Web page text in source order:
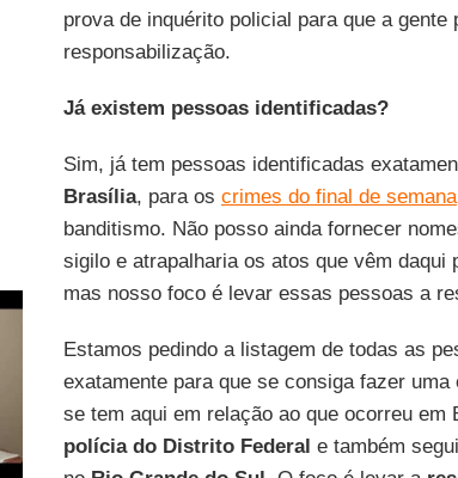
prova de inquérito policial para que a
responsabilização.
Já existem pessoas identificadas?
Sim, já tem pessoas identificadas
Brasília, para os crimes do final de semana
banditismo. Não posso ainda fornecer
sigilo e atrapalharia os atos que vêm daqui
mas nosso foco é levar essas pessoas a
Estamos pedindo a listagem de todas as
exatamente para que se consiga fazer
se tem aqui em relação ao que ocorreu
polícia do Distrito Federal e também